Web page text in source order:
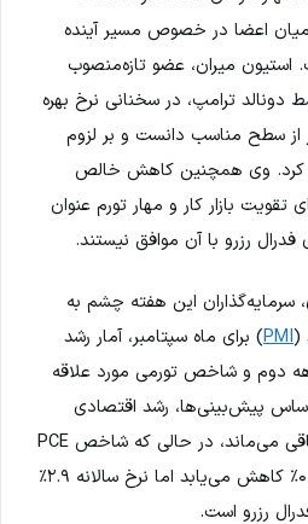
میان اعضا در خصوص مسیر آینده
استیون میران، عضو تازه‌منصوب
دونالد ترامپ، در سخنانی نرخ بهره
بالاتر از سطح مناسب دانست و بر لزوم
کرد. وی همچنین کاهش خالص
تقویت بازار کار و مهار تورم عنوان
رزرو با آن موافق نیستند.
این هفته چشم به
(
PMI) برای ماه سپتامبر، آمار رشد
دوم و شاخص تورمی مورد علاقه
اساس پیش‌بینی‌ها، رشد اقتصادی
سه‌ماهه دوم سالانه ۳.۳٪ باقی می‌ماند، در حالی که شاخص PCE
احتمالاً در ماه آگوست به ۰.۲٪ کاهش می‌یابد اما نرخ سالانه ۲.۹٪